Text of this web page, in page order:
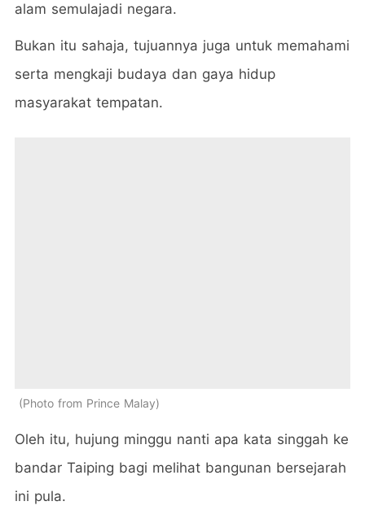
alam semulajadi negara.
Bukan itu sahaja, tujuannya juga untuk memahami
serta mengkaji budaya dan gaya hidup
masyarakat tempatan.
Photo from Prince Malay
Oleh itu, hujung minggu nanti apa kata singgah ke
bandar Taiping bagi melihat bangunan bersejarah
ini pula.